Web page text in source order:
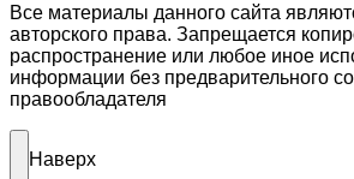
Все материалы данного сайта
авторского права. Запрещается
распространение или любое иное
информации без предварительного
правообладателя
Наверх